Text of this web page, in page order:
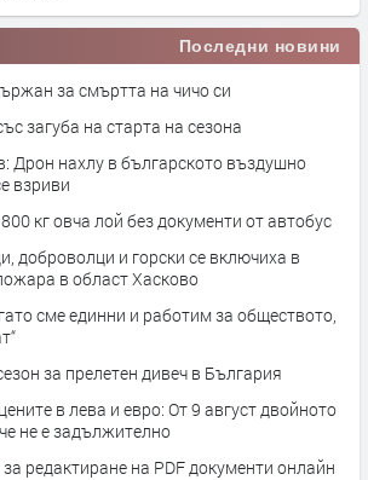
Последни новини
за смъртта на чичо си
загуба на старта на сезона
Дрон нахлу в българското въздушно
взриви
кг овча лой без документи от автобус
доброволци и горски се включиха в
в област Хасково
сме единни и работим за обществото,
за прелетен дивеч в България
в лева и евро: От 9 август двойното
не е задължително
редактиране на PDF документи онлайн